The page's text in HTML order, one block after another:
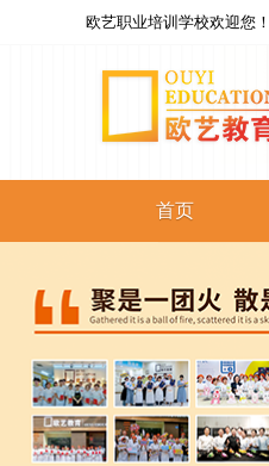
欧艺职业培训学校欢迎您
首页